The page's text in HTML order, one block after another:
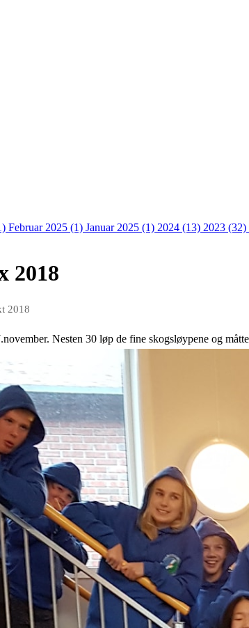
Februar 2025 (1) Januar 2025 (1) 2024 (13) 2023 (32)
2018
2018
Nesten 30 løp de fine skogsløypene og